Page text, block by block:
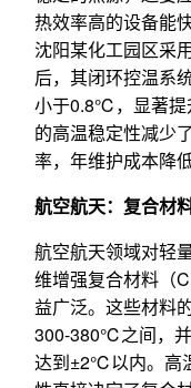
热效率高的设备能
沈阳某化工园区采
后，其闭环控温系
小于0.8℃，显著提
的高温稳定性减少
率，年维护成本降
航空航天：复合材
航空航天领域对轻
维增强复合材料（
益广泛。这些材料
300-380℃之间，
达到±2℃以内。高